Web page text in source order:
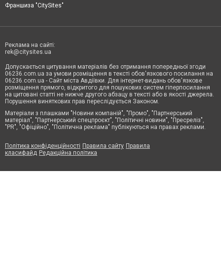
Франшиза "CitySites"
Реклама на сайті:
rek@citysites.ua
Допускається цитування матеріалів без отримання попередньої згоди
06236.com.ua за умови розміщення в тексті обов'язкового посилання на
06236.com.ua - Сайт міста Авдіївки. Для інтернет-видань обов'язкове
розміщення прямого, відкритого для пошукових систем гіперпосилання
на цитовані статті не нижче другого абзацу в тексті або в якості джерела.
Порушення виняткових прав переслідується Законом.
Матеріали з плашками "Новини компаній", "Промо", "Партнерський
матеріал", "Партнерський спецпроєкт", "Політичні новини", "Пресреліз",
"PR", "Офіційно", "Політична реклама" публікуються на правах реклами.
Політика конфіденційності Правила сайту Правила
класифайд Редакційна політика